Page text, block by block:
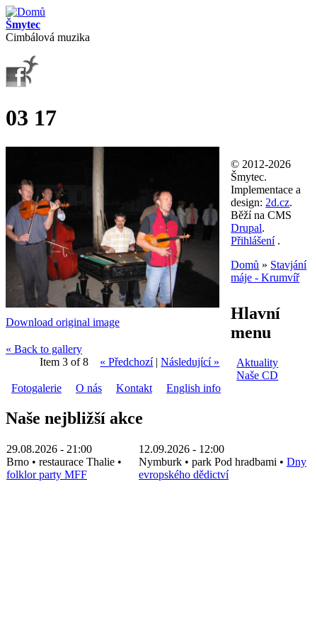
Přejít k hlavnímu obsahu
Šmytec
Cimbálová muzika
03 17
Download original image
« Back to gallery
Item 3 of 8
« Předchozí|Následující »
© 2012-2026
Šmytec.
Implementace a
design: 2d.cz.
Běží na CMS
Drupal.
Přihlášení.
Jste zde
Domů » Stavjání
máje - Krumvíř
Hlavní
menu
Aktuality
Naše CD
Fotogalerie
O nás Kontakt English info
Naše nejbližší akce
29.08.2026 - 21:00
Brno • restaurace Thalie •
folklor party MFF
12.09.2026 - 12:00
Nymburk • park Pod hradbami • Dny
evropského dědictví